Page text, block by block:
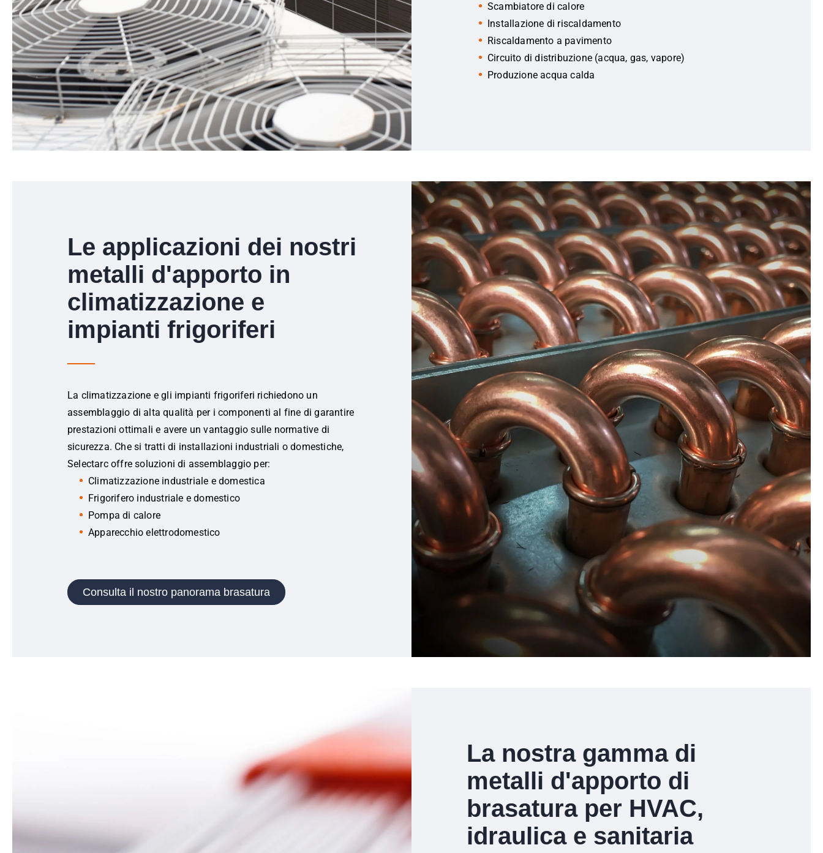
Scambiatore di calore
Installazione di riscaldamento
Riscaldamento a pavimento
Circuito di distribuzione (acqua, gas, vapore)
Produzione acqua calda
Le applicazioni dei nostri
metalli d'apporto in
climatizzazione e
impianti frigoriferi
La climatizzazione e gli impianti frigoriferi richiedono un
assemblaggio di alta qualità per i componenti al fine di garantire
prestazioni ottimali e avere un vantaggio sulle normative di
sicurezza. Che si tratti di installazioni industriali o domestiche,
Selectarc offre soluzioni di assemblaggio per:
Climatizzazione industriale e domestica
Frigorifero industriale e domestico
Pompa di calore
Apparecchio elettrodomestico
Consulta il nostro panorama brasatura
La nostra gamma di
metalli d'apporto di
brasatura per HVAC,
idraulica e sanitaria